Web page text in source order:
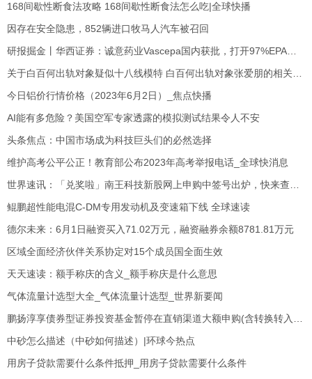
168间歇性断食法攻略 168间歇性断食法怎么吃|全球快播
因存在安全隐患，852辆进口牧马人汽车被召回
今日铝价行情价格（2023年6月2日）_焦点快播
AI能有多危险？美国空军专家透露的模拟测试结果令人不安
头条焦点：中国市场成为科技巨头们的必然选择
维护高考公平公正！教育部公布2023年高考举报电话_全球快消息
鲲鹏超性能电混C-DM专用发动机及变速箱下线 全球速读
德尔未来：6月1日融资买入71.02万元，融资融券余额8781.81万元
区域全面经济伙伴关系协定对15个成员国全面生效
天天速读：额手称庆的含义_额手称庆是什么意思
气体流量计选型大全_气体流量计选型_世界新要闻
中砂怎么描述（中砂如何描述）|环球今热点
用房子贷款需要什么条件抵押_用房子贷款需要什么条件